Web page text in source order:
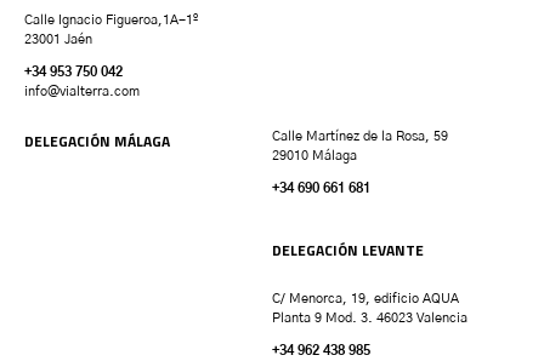
Calle Ignacio Figueroa,1A-1º
23001 Jaén
+34 953 750 042
info@vialterra.com
DELEGACIÓN MÁLAGA
Calle Martínez de la Rosa, 59
29010 Málaga
+34 690 661 681
DELEGACIÓN LEVANTE
C/ Menorca, 19, edificio AQUA
Planta 9 Mod. 3. 46023 Valencia
+34 962 438 985